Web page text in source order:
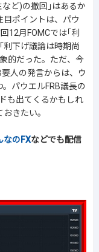
ど)の撤回｣はあるか
ポイントは、パウ
12月FOMCでは｢利
利下げ議論は時期尚
的だった。ただ、今
人の発言からは、ウ
パウエルFRB議長の
も出てくるかもしれ
きたい。
なのFXなどでも配信